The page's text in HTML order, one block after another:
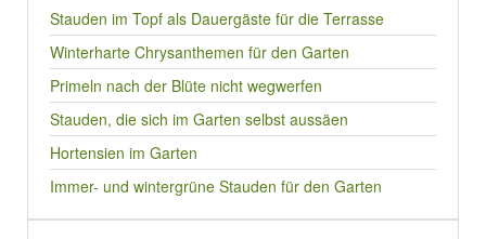
Stauden im Topf als Dauergäste für die Terrasse
Winterharte Chrysanthemen für den Garten
Primeln nach der Blüte nicht wegwerfen
Stauden, die sich im Garten selbst aussäen
Hortensien im Garten
Immer- und wintergrüne Stauden für den Garten